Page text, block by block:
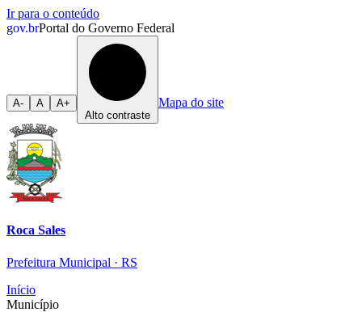
Ir para o conteúdo
gov.brPortal do Governo Federal
A- A
A+
Alto contraste
Mapa do site
Roca Sales
Prefeitura Municipal · RS
Início
Município